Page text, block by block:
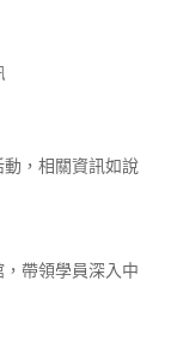
，相關資訊如說
帶領學員深入中